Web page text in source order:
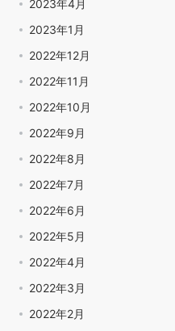
2023年4月
2023年1月
2022年12月
2022年11月
2022年10月
2022年9月
2022年8月
2022年7月
2022年6月
2022年5月
2022年4月
2022年3月
2022年2月